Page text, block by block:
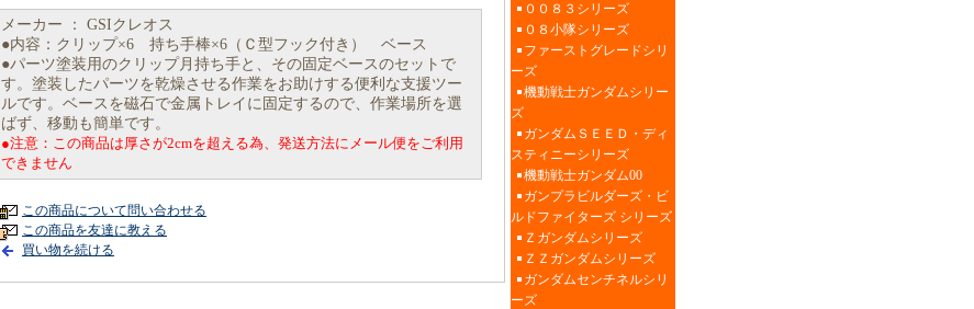
メーカー ： GSIクレオス
●内容：クリップ×6 持ち手棒×6（Ｃ型フック付き） ベース
●パーツ塗装用のクリップ月持ち手と、その固定ベースのセットで
す。塗装したパーツを乾燥させる作業をお助けする便利な支援ツー
ルです。ベースを磁石で金属トレイに固定するので、作業場所を選
ばず、移動も簡単です。
●注意：この商品は厚さが2cmを超える為、発送方法にメール便をご利用
できません
この商品について問い合わせる
この商品を友達に教える
買い物を続ける
００８３シリーズ
０８小隊シリーズ
ファーストグレードシリ
ーズ
機動戦士ガンダムシリー
ズ
ガンダムＳＥＥＤ・ディ
スティニーシリーズ
機動戦士ガンダム00
ガンプラビルダーズ・ビ
ルドファイターズ シリーズ
Ｚガンダムシリーズ
ＺＺガンダムシリーズ
ガンダムセンチネルシリ
ーズ